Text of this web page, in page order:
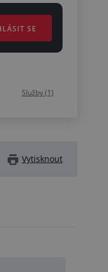
SE
Služby (1)
Vytisknout